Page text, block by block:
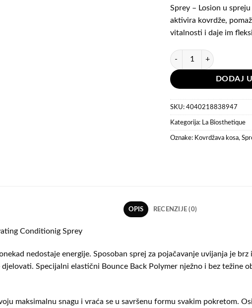
Sprey – Losion u
aktivira kovrdže,
vitalnosti i daje im
La Biosthetique Curl
DODAJ
SKU: 4040218838947
Kategorija: La Biosthetique
Oznake: Kovrdžava kosa,
OPIS RECENZIJE (0)
Conditionig Sprey
nedostaje energije. Sposoban sprej za pojačavanje uvijanja je
Specijalni elastični Bounce Back Polymer nježno i bez težine
maksimalnu snagu i vraća se u savršenu formu svakim pokretom.